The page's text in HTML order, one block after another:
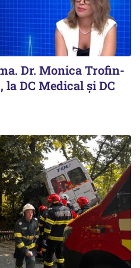
Dr. Monica Trofin-
la DC Medical și DC